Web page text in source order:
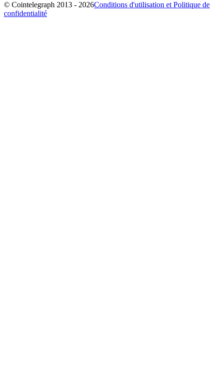
© Cointelegraph 2013 - 2026Conditions d'utilisation et Politique de
confidentialité